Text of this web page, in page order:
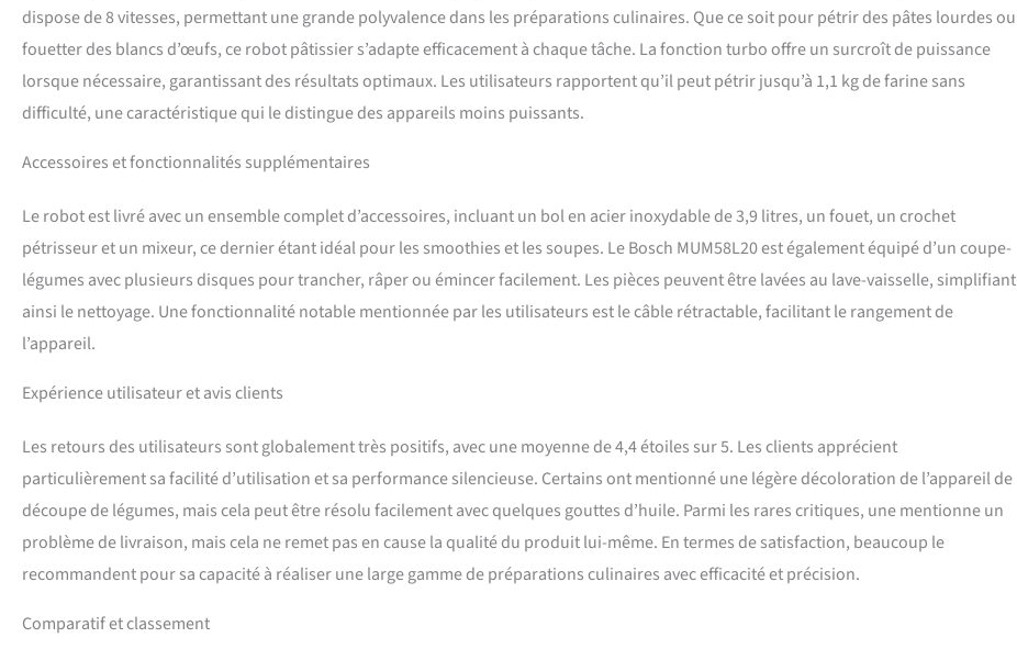
dispose de 8 vitesses, permettant une grande polyvalence dans les préparations culinaires. Que ce soit pour pétrir des pâtes lourdes ou
fouetter des blancs d’œufs, ce robot pâtissier s’adapte efficacement à chaque tâche. La fonction turbo offre un surcroît de puissance
lorsque nécessaire, garantissant des résultats optimaux. Les utilisateurs rapportent qu’il peut pétrir jusqu’à 1,1 kg de farine sans
difficulté, une caractéristique qui le distingue des appareils moins puissants.
Accessoires et fonctionnalités supplémentaires
Le robot est livré avec un ensemble complet d’accessoires, incluant un bol en acier inoxydable de 3,9 litres, un fouet, un crochet
pétrisseur et un mixeur, ce dernier étant idéal pour les smoothies et les soupes. Le Bosch MUM58L20 est également équipé d’un coupe-
légumes avec plusieurs disques pour trancher, râper ou émincer facilement. Les pièces peuvent être lavées au lave-vaisselle, simplifiant
ainsi le nettoyage. Une fonctionnalité notable mentionnée par les utilisateurs est le câble rétractable, facilitant le rangement de
l’appareil.
Expérience utilisateur et avis clients
Les retours des utilisateurs sont globalement très positifs, avec une moyenne de 4,4 étoiles sur 5. Les clients apprécient
particulièrement sa facilité d’utilisation et sa performance silencieuse. Certains ont mentionné une légère décoloration de l’appareil de
découpe de légumes, mais cela peut être résolu facilement avec quelques gouttes d’huile. Parmi les rares critiques, une mentionne un
problème de livraison, mais cela ne remet pas en cause la qualité du produit lui-même. En termes de satisfaction, beaucoup le
recommandent pour sa capacité à réaliser une large gamme de préparations culinaires avec efficacité et précision.
Comparatif et classement